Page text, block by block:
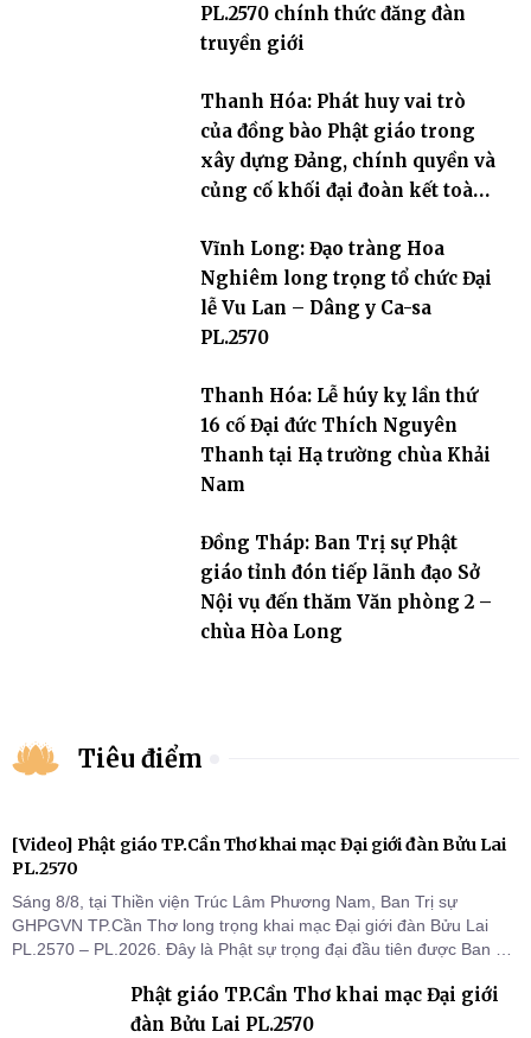
PL.2570 chính thức đăng đàn
truyền giới
Thanh Hóa: Phát huy vai trò
của đồng bào Phật giáo trong
xây dựng Đảng, chính quyền và
củng cố khối đại đoàn kết toàn
Vĩnh Long: Đạo tràng Hoa
Nghiêm long trọng tổ chức Đại
lễ Vu Lan – Dâng y Ca-sa
PL.2570
Thanh Hóa: Lễ húy kỵ lần thứ
16 cố Đại đức Thích Nguyên
Thanh tại Hạ trường chùa Khải
Nam
Đồng Tháp: Ban Trị sự Phật
giáo tỉnh đón tiếp lãnh đạo Sở
Nội vụ đến thăm Văn phòng 2 –
chùa Hòa Long
Tiêu điểm
[Video] Phật giáo TP.Cần Thơ khai mạc Đại giới đàn Bửu Lai
PL.2570
Sáng 8/8, tại Thiền viện Trúc Lâm Phương Nam, Ban Trị sự
GHPGVN TP.Cần Thơ long trọng khai mạc Đại giới đàn Bửu Lai
PL.2570 – PL.2026. Đây là Phật sự trọng đại đầu tiên được Ban Trị
thứ I, thể hiện sự quan tâm đối với công tác truyền giới, đào tạo
Tăng tài và tiếp nối mạng mạch Tăng-g
Phật giáo TP.Cần Thơ khai mạc Đại giới
đàn Bửu Lai PL.2570